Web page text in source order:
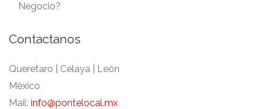
Negocio?
Contactanos
Queretaro | Celaya | León
México
Mail: info@pontelocal.mx